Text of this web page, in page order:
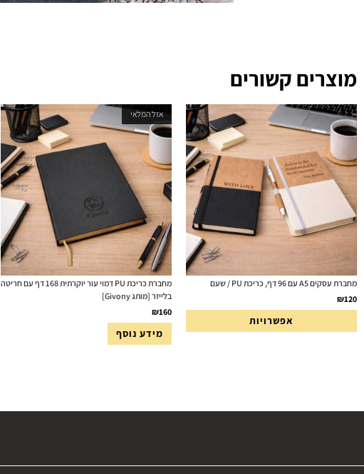
מוצרים קשורים
מחברת עסקים A5 עם 96 דף, כריכת PU / שעם
₪120
אפשרויות
אזל המלאי
מחברת כריכת PU דמוי עור יוקרתית 168 דף עם חריטה
בלייזר [מותג Givony]
₪160
מידע נוסף